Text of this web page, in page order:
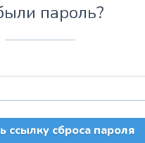
пароль?
ссылку сброса пароля